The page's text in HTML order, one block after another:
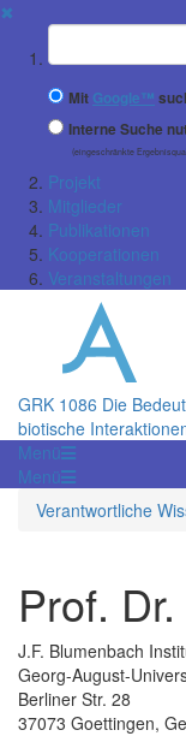
✖
Suchbegriff
Mit Google™
Interne Suche
(eingeschränkte
Projekt
Mitglieder
Publikationen
Kooperationen
Veranstaltungen
GRK 1086 Die
biotische
Menü
Menü
Verantwortliche
Prof.
J.F. Blumenbach
Georg-August-
Berliner Str. 28
37073 Goettingen,